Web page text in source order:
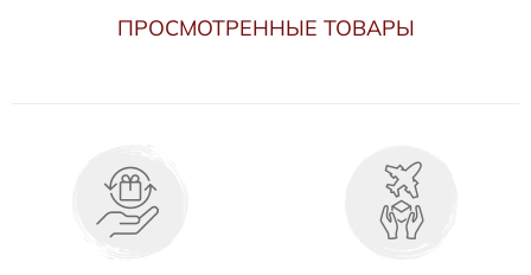
ПРОСМОТРЕННЫЕ ТОВАРЫ